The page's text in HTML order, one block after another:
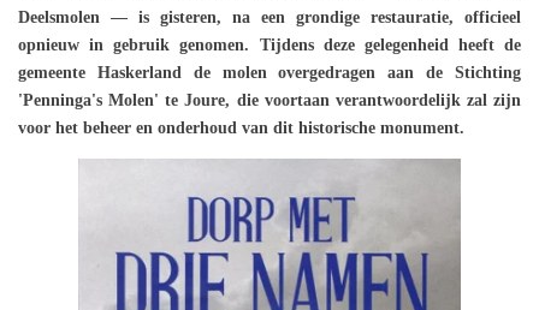
Deelsmolen — is gisteren, na een grondige restauratie, officieel
opnieuw in gebruik genomen. Tijdens deze gelegenheid heeft de
gemeente Haskerland de molen overgedragen aan de Stichting
'Penninga's Molen' te Joure, die voortaan verantwoordelijk zal zijn
voor het beheer en onderhoud van dit historische monument.